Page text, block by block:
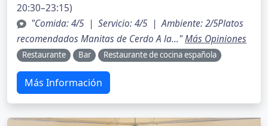
20:30–23:15)
"Comida: 4/5 | Servicio: 4/5 | Ambiente: 2/5Platos
recomendados Manitas de Cerdo A la..."Más Opiniones
Restaurante Bar Restaurante de cocina española
Más Información